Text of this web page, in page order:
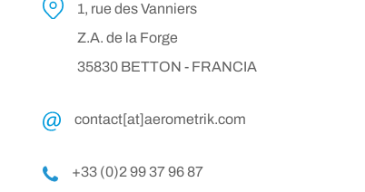
1, rue des Vanniers
Z.A. de la Forge
35830 BETTON - FRANCIA
contact[at]aerometrik.com
+33 (0)2 99 37 96 87